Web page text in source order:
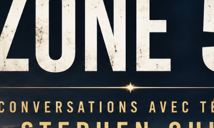
Dans Romance
Romances – l’actualité : été
littérature sentimentale romance
Dans Thriller
Le
de Clara